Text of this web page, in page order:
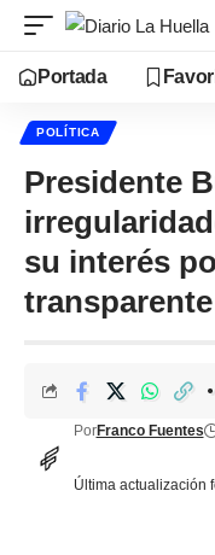
Portada
POLÍTICA
Presidente
su interés
transparente
Última actualización
PorFranco Fuentes